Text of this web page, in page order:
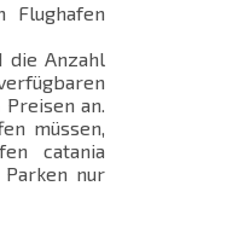
Flughafen
die Anzahl
an.
müssen,
catania
nur